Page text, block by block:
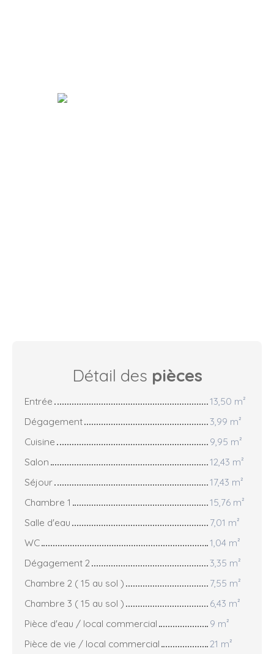
Détail des pièces
Entrée
13,50 m²
Dégagement
3,99 m²
Cuisine
9,95 m²
Salon
12,43 m²
Séjour
17,43 m²
Chambre 1
15,76 m²
Salle d'eau
7,01 m²
WC
1,04 m²
Dégagement 2
3,35 m²
Chambre 2 ( 15 au sol )
7,55 m²
Chambre 3 ( 15 au sol )
6,43 m²
Pièce d'eau / local commercial
9 m²
Pièce de vie / local commercial
21 m²